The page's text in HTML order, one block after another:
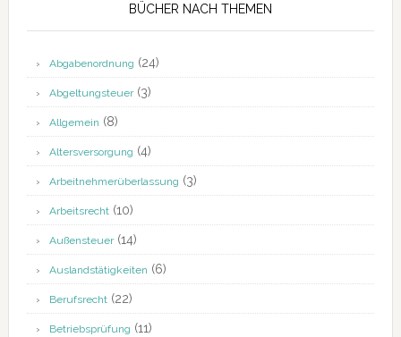
BÜCHER NACH THEMEN
Abgabenordnung (24)
Abgeltungsteuer(3)
Allgemein (8)
Altersversorgung (4)
Arbeitnehmerüberlassung (3)
Arbeitsrecht(10)
Außensteuer(14)
Auslandstätigkeiten (6)
Berufsrecht(22)
Betriebsprüfung (11)